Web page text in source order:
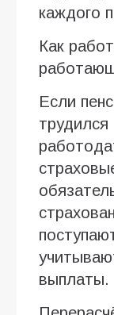
каждого
Как
Если
трудился
выплаты.